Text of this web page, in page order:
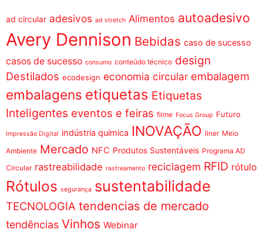
ad circular adesivos ad stretch Alimentos autoadesivo
Avery Dennison Bebidas caso de sucesso
casos de sucesso consumo conteúdo técnico design
Destilados ecodesign economia circular embalagem
embalagens etiquetas Etiquetas
Inteligentes eventos e feiras filme Focus Group Futuro
Impressão Digital indústria química INOVAÇÃO liner Meio
Ambiente Mercado NFC Produtos Sustentáveis Programa AD
Circular rastreabilidade rastreamento reciclagem RFID rótulo
Rótulos segurança sustentabilidade
TECNOLOGIA tendencias de mercado
tendências Vinhos Webinar